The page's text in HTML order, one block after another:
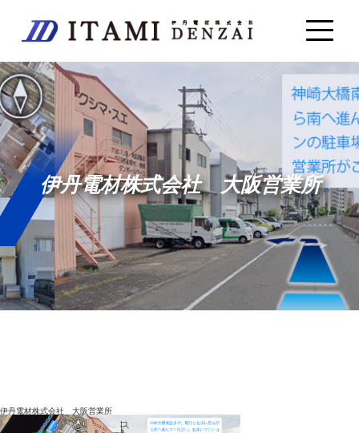
伊丹電材株式会社 大阪営業所
伊丹電材株式会社 大阪営業所